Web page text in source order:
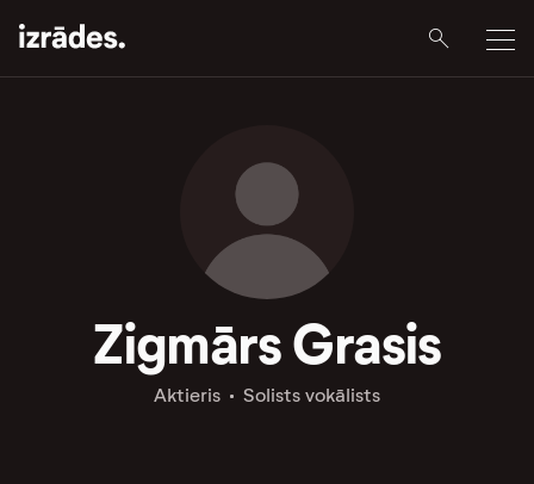
Zigmārs Grasis
Aktieris Solists vokālists